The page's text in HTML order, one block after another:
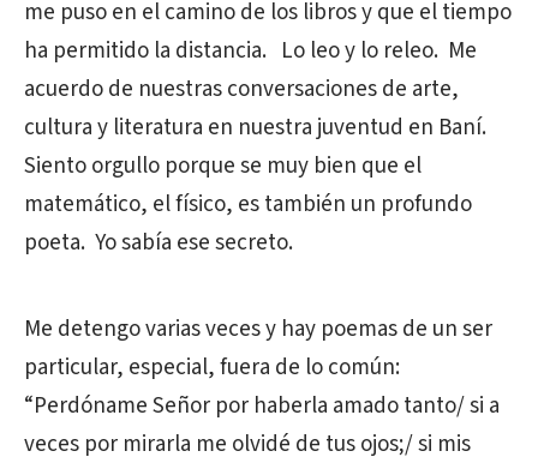
me puso en el camino de los libros y que el tiempo
ha permitido la distancia. Lo leo y lo releo. Me
acuerdo de nuestras conversaciones de arte,
cultura y literatura en nuestra juventud en Baní.
Siento orgullo porque se muy bien que el
matemático, el físico, es también un profundo
poeta. Yo sabía ese secreto.
Me detengo varias veces y hay poemas de un ser
particular, especial, fuera de lo común:
“Perdóname Señor por haberla amado tanto/ si a
veces por mirarla me olvidé de tus ojos;/ si mis